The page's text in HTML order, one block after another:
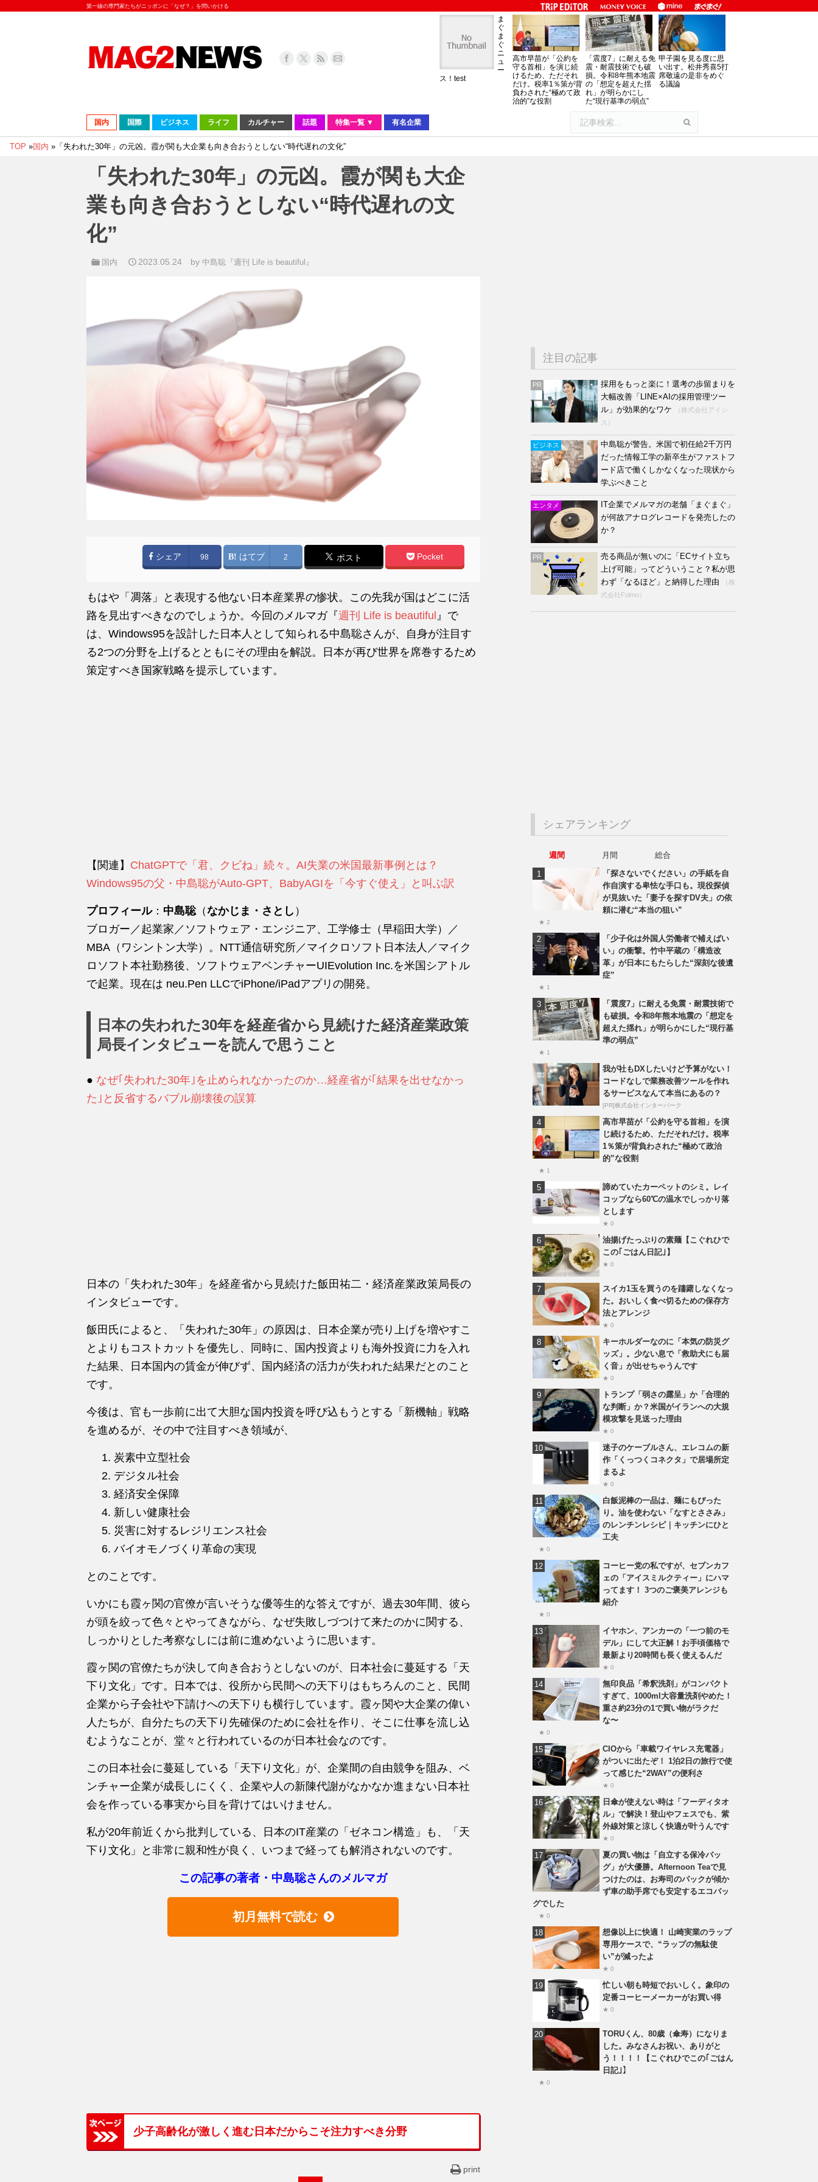
第一線の専門家たちがニッポンに「なぜ？」を問いかける
ま
ぐ
ま
ぐ
ニ
ュ
ー
ス！test
高市早苗が「公約を
守る首相」を演じ続
けるため、ただそれ
だけ。税率1％策が背
負わされた“極めて政
治的”な役割
「震度7」に耐える免
震・耐震技術でも破
損。令和8年熊本地震
の「想定を超えた揺
れ」が明らかにし
た“現行基準の弱点”
甲子園を見る度に思
い出す。松井秀喜5打
席敬遠の是非をめぐ
る議論
国内 国際 ビジネス ライフ カルチャー 話題 特集一覧 ▼ 有名企業
TOP »国内 » 「失われた30年」の元凶。霞が関も大企業も向き合おうとしない“時代遅れの文化”
「失われた30年」の元凶。霞が関も大企
業も向き合おうとしない“時代遅れの文
化”
国内 2023.05.24 by中島聡『週刊 Life is beautiful』
シェア 98 はてブ 2 ポスト Pocket
もはや「凋落」と表現する他ない日本産業界の惨状。この先我が国はどこに活
路を見出すべきなのでしょうか。今回のメルマガ『週刊 Life is beautiful 』で
は、Windows95を設計した日本人として知られる中島聡さんが、自身が注目す
る2つの分野を上げるとともにその理由を解説。日本が再び世界を席巻するため
策定すべき国家戦略を提示しています。
【関連】 ChatGPTで「君、クビね」続々。AI失業の米国最新事例とは？
Windows95の父・中島聡がAuto-GPT、BabyAGIを「今すぐ使え」と叫ぶ訳
プロフィール： 中島聡（なかじま・さとし ）
ブロガー／起業家／ソフトウェア・エンジニア、工学修士（早稲田大学）／
MBA（ワシントン大学）。NTT通信研究所／マイクロソフト日本法人／マイク
ロソフト本社勤務後、ソフトウェアベンチャーUIEvolution Inc.を米国シアトル
で起業。現在は neu.Pen LLCでiPhone/iPadアプリの開発。
日本の失われた30年を経産省から見続けた経済産業政策
局長インタビューを読んで思うこと
● なぜ｢失われた30年｣を止められなかったのか…経産省が｢結果を出せなかっ
た｣と反省するバブル崩壊後の誤算
日本の「失われた30年」を経産省から見続けた飯田祐二・経済産業政策局長の
インタビューです。
飯田氏によると、「失われた30年」の原因は、日本企業が売り上げを増やすこ
とよりもコストカットを優先し、同時に、国内投資よりも海外投資に力を入れ
た結果、日本国内の賃金が伸びず、国内経済の活力が失われた結果だとのこと
です。
今後は、官も一歩前に出て大胆な国内投資を呼び込もうとする「新機軸」戦略
を進めるが、その中で注目すべき領域が、
炭素中立型社会
デジタル社会
経済安全保障
新しい健康社会
災害に対するレジリエンス社会
バイオモノづくり革命の実現
とのことです。
いかにも霞ヶ関の官僚が言いそうな優等生的な答えですが、過去30年間、彼ら
が頭を絞って色々とやってきながら、なぜ失敗しづつけて来たのかに関する、
しっかりとした考察なしには前に進めないように思います。
霞ヶ関の官僚たちが決して向き合おうとしないのが、日本社会に蔓延する「天
下り文化」です。日本では、役所から民間への天下りはもちろんのこと、民間
企業から子会社や下請けへの天下りも横行しています。霞ヶ関や大企業の偉い
人たちが、自分たちの天下り先確保のために会社を作り、そこに仕事を流し込
むようなことが、堂々と行われているのが日本社会なのです。
この日本社会に蔓延している「天下り文化」が、企業間の自由競争を阻み、ベ
ンチャー企業が成長しにくく、企業や人の新陳代謝がなかなか進まない日本社
会を作っている事実から目を背けてはいけません。
私が20年前近くから批判している、日本のIT産業の「ゼネコン構造」も、「天
下り文化」と非常に親和性が良く、いつまで経っても解消されないのです。
この記事の著者・中島聡さんのメルマガ
初月無料で読む
少子高齢化が激しく進む日本だからこそ注力すべき分野
print
注目の記事
PR
採用をもっと楽に！選考の歩留まりを
大幅改善「LINE×AIの採用管理ツー
ル」が効果的なワケ
（株式会社アイシ
ス）
ビジネス
中島聡が警告。米国で初任給2千万円
だった情報工学の新卒生がファストフ
ード店で働くしかなくなった現状から
学ぶべきこと
エンタメ
IT企業でメルマガの老舗「まぐまぐ」
が何故アナログレコードを発売したの
か？
PR
売る商品が無いのに「ECサイト立ち
上げ可能」ってどういうこと？私が思
わず「なるほど」と納得した理由
（株
式会社Fulmo）
シェアランキング
週間 月間
総合
「探さないでください」の手紙を自
作自演する卑怯な手口も。現役探偵
が見抜いた「妻子を探すDV夫」の依
頼に潜む“本当の狙い”
★ 2
「少子化は外国人労働者で補えばい
い」の衝撃。竹中平蔵の「構造改
革」が日本にもたらした“深刻な後遺
症”
★ 1
「震度7」に耐える免震・耐震技術で
も破損。令和8年熊本地震の「想定を
超えた揺れ」が明らかにした“現行基
準の弱点”
★ 1
我が社もDXしたいけど予算がない！
コードなしで業務改善ツールを作れ
るサービスなんて本当にあるの？
[PR]株式会社インターパーク
高市早苗が「公約を守る首相」を演
じ続けるため、ただそれだけ。税率
1％策が背負わされた“極めて政治
的”な役割
★ 1
諦めていたカーペットのシミ。レイ
コップなら60℃の温水でしっかり落
とします
★ 0
油揚げたっぷりの素麺【こぐれひで
この｢ごはん日記｣】
★ 0
スイカ1玉を買うのを躊躇しなくなっ
た。おいしく食べ切るための保存方
法とアレンジ
★ 0
キーホルダーなのに「本気の防災グ
ッズ」。少ない息で「救助犬にも届
く音」が出せちゃうんです
★ 0
トランプ「弱さの露呈」か「合理的
な判断」か？米国がイランへの大規
模攻撃を見送った理由
★ 0
迷子のケーブルさん、エレコムの新
作「くっつくコネクタ」で居場所定
まるよ
★ 0
白飯泥棒の一品は、麺にもぴった
り。油を使わない「なすとささみ」
のレンチンレシピ｜キッチンにひと
工夫
★ 0
コーヒー党の私ですが、セブンカフ
ェの「アイスミルクティー」にハマ
ってます！ 3つのご褒美アレンジも
紹介
★ 0
イヤホン、アンカーの「一つ前のモ
デル」にして大正解！お手頃価格で
最新より20時間も長く使えるんだ
★ 0
無印良品「希釈洗剤」がコンパクト
すぎて、1000ml大容量洗剤やめた！
重さ約23分の1で買い物がラクだ
な〜
★ 0
CIOから「車載ワイヤレス充電器」
がついに出たぞ！ 1泊2日の旅行で使
って感じた“2WAY”の便利さ
★ 0
日傘が使えない時は「フーディタオ
ル」で解決！登山やフェスでも、紫
外線対策と涼しく快適が叶うんです
★ 0
夏の買い物は「自立する保冷バッ
グ」が大優勝。Afternoon Teaで見
つけたのは、お寿司のパックが傾か
ず車の助手席でも安定するエコバッ
グでした
★ 0
想像以上に快適！ 山崎実業のラップ
専用ケースで、“ラップの無駄使
い”が減ったよ
★ 0
忙しい朝も時短でおいしく。象印の
定番コーヒーメーカーがお買い得
★ 0
TORUくん、80歳（傘寿）になりま
した。みなさんお祝い、ありがと
う！！！！【こぐれひでこの｢ごはん
日記｣】
★ 0